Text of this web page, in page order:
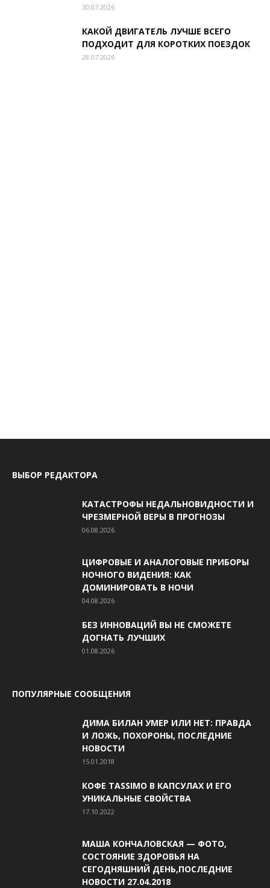
30.07.2026
КАКОЙ ДВИГАТЕЛЬ ЛУЧШЕ ВСЕГО
ПОДХОДИТ ДЛЯ КОРОТКИХ ПОЕЗДОК
28.07.2026
ВЫБОР РЕДАКТОРА
КАТАСТРОФЫ НЕДАЛЬНОВИДНОСТИ И
ЧРЕЗМЕРНОЙ ВЕРЫ В ПРОГНОЗЫ
06.08.2026
ЦИФРОВЫЕ И АНАЛОГОВЫЕ ПРИБОРЫ
НОЧНОГО ВИДЕНИЯ: КАК
ДОМИНИРОВАТЬ В НОЧИ
04.08.2026
БЕЗ ИННОВАЦИЙ ВЫ НЕ СМОЖЕТЕ
ДОГНАТЬ ЛУЧШИХ
01.08.2026
ПОПУЛЯРНЫЕ СООБЩЕНИЯ
ДИМА БИЛАН УМЕР ИЛИ НЕТ: ПРАВДА
И ЛОЖЬ, ПОХОРОНЫ, ПОСЛЕДНИЕ
НОВОСТИ
15.01.2018
КОФЕ TASSIMO В КАПСУЛАХ И ЕГО
УНИКАЛЬНЫЕ СВОЙСТВА
17.10.2022
МАША КОНЧАЛОВСКАЯ — ФОТО,
СОСТОЯНИЕ ЗДОРОВЬЯ НА
СЕГОДНЯШНИЙ ДЕНЬ,ПОСЛЕДНИЕ
НОВОСТИ 27.04.2018